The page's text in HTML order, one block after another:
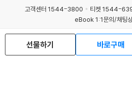
선물하기 바로구매
고객센터 1544-3800 티켓 1544-
eBook 1:1문의/채팅
예스이십사(주) 사업자
이용약관
개인정보처리방침